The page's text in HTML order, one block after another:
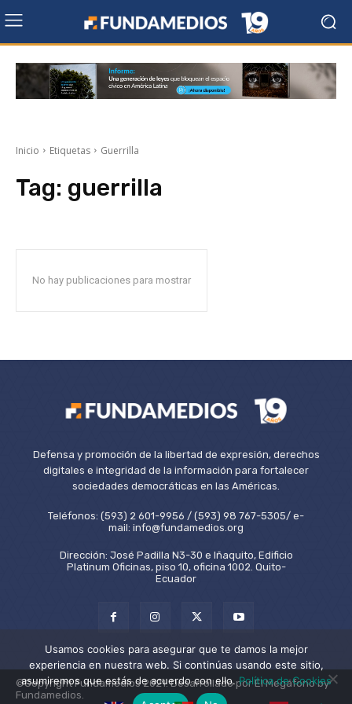
Inicio Etiquetas Guerrilla
Tag: guerrilla
No hay publicaciones para mostrar
Defensa y promoción de la libertad de expresión, derechos
digitales e integridad de la información para fortalecer
sociedades democráticas en las Américas.
Teléfonos: (593) 2 601-9956 / (593) 98 767-5305/ e-
mail: info@fundamedios.org
Dirección: José Padilla N3-30 e Iñaquito, Edificio
Platinum Oficinas, piso 10, oficina 1002. Quito-
Ecuador
©Copyright Fundamedios 2021. Desarrollado por El Megáfono by
Fundamedios.
Usamos cookies para asegurar que te damos la mejor
experiencia en nuestra web. Si continúas usando este sitio,
asumiremos que estás de acuerdo con ello.Política de Cookies